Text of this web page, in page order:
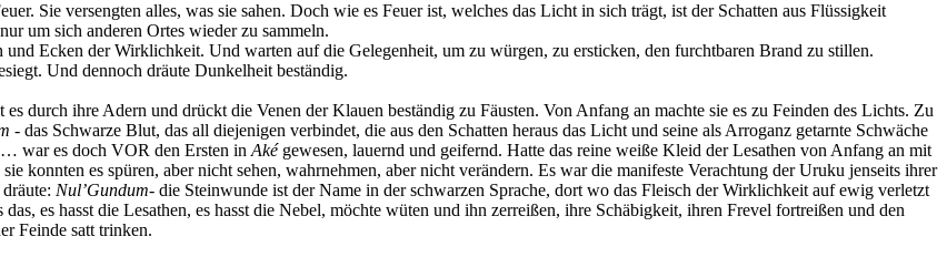
Sie versengten alles, was sie sahen. Doch wie es Feuer ist, welches das Licht in sich trägt, ist der Schatten aus Flüssigkeit
um sich anderen Ortes wieder zu sammeln.
Ecken der Wirklichkeit. Und warten auf die Gelegenheit, um zu würgen, zu ersticken, den furchtbaren Brand zu stillen.
Und dennoch dräute Dunkelheit beständig.
durch ihre Adern und drückt die Venen der Klauen beständig zu Fäusten. Von Anfang an machte sie es zu Feinden des Lichts. Zu
- das Schwarze Blut, das all diejenigen verbindet, die aus den Schatten heraus das Licht und seine als Arroganz getarnte Schwäche
war es doch VOR den Ersten in Akégewesen, lauernd und geifernd. Hatte das reine weiße Kleid der Lesathen von Anfang an mit
konnten es spüren, aber nicht sehen, wahrnehmen, aber nicht verändern. Es war die manifeste Verachtung der Uruku jenseits ihrer
Nul’Gundum- die Steinwunde ist der Name in der schwarzen Sprache, dort wo das Fleisch der Wirklichkeit auf ewig verletzt
es hasst die Lesathen, es hasst die Nebel, möchte wüten und ihn zerreißen, ihre Schäbigkeit, ihren Frevel fortreißen und den
Feinde satt trinken.